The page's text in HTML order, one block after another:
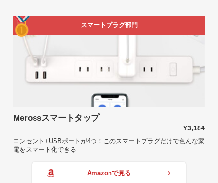
スマートプラグ部門
Merossスマートタップ
¥3,184
コンセント+USBポートが4つ！このスマートプラグだけで色んな家
電をスマート化できる
Amazonで見る